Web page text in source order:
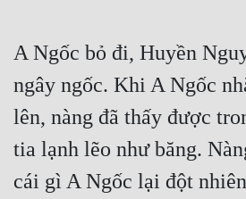
A Ngốc bỏ đi, Huyền
ngây ngốc. Khi A Ngốc
lên, nàng đã thấy được
tia lạnh lẽo như băng.
cái gì A Ngốc lại đột